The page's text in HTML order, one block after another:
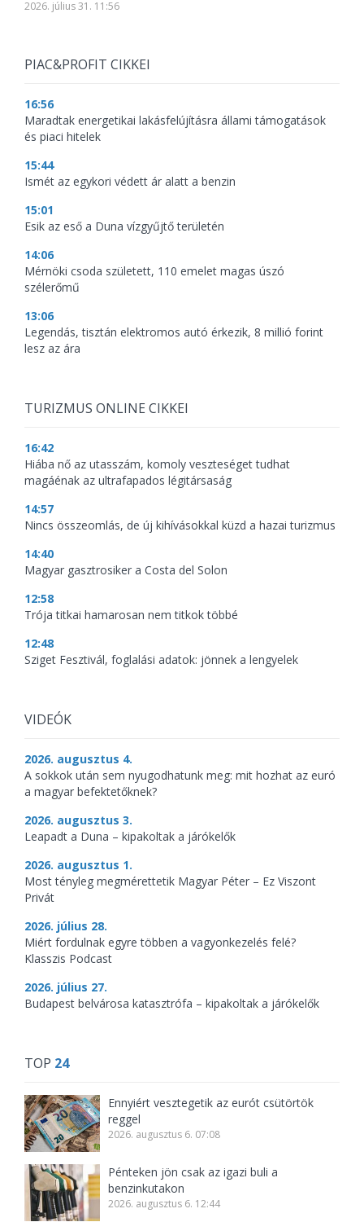
2026. július 31. 11:56
PIAC&PROFIT CIKKEI
16:56
Maradtak energetikai lakásfelújításra állami támogatások
és piaci hitelek
15:44
Ismét az egykori védett ár alatt a benzin
15:01
Esik az eső a Duna vízgyűjtő területén
14:06
Mérnöki csoda született, 110 emelet magas úszó
szélerőmű
13:06
Legendás, tisztán elektromos autó érkezik, 8 millió forint
lesz az ára
TURIZMUS ONLINE CIKKEI
16:42
Hiába nő az utasszám, komoly veszteséget tudhat
magáénak az ultrafapados légitársaság
14:57
Nincs összeomlás, de új kihívásokkal küzd a hazai turizmus
14:40
Magyar gasztrosiker a Costa del Solon
12:58
Trója titkai hamarosan nem titkok többé
12:48
Sziget Fesztivál, foglalási adatok: jönnek a lengyelek
VIDEÓK
2026. augusztus 4.
A sokkok után sem nyugodhatunk meg: mit hozhat az euró
a magyar befektetőknek?
2026. augusztus 3.
Leapadt a Duna – kipakoltak a járókelők
2026. augusztus 1.
Most tényleg megmérettetik Magyar Péter – Ez Viszont
Privát
2026. július 28.
Miért fordulnak egyre többen a vagyonkezelés felé?
Klasszis Podcast
2026. július 27.
Budapest belvárosa katasztrófa – kipakoltak a járókelők
TOP 24
Ennyiért vesztegetik az eurót csütörtök
reggel
2026. augusztus 6. 07:08
Pénteken jön csak az igazi buli a
benzinkutakon
2026. augusztus 6. 12:44